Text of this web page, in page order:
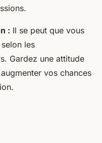
: Il se peut que vous
les
Gardez une attitude
vos chances